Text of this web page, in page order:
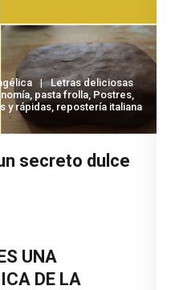
Letras deliciosas
, pasta frolla,Postres,
y rápidas, repostería italiana
secreto dulce
UNA
DE LA